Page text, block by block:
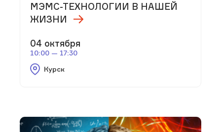
МЭМС-ТЕХНОЛОГИИ В НАШЕЙ
ЖИЗНИ
04 октября
10:00 — 17:30
Курск